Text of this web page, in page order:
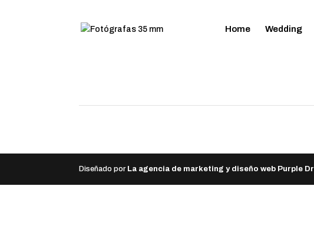
Home Wedding
Diseñado por La agencia de marketing y diseño web Purple